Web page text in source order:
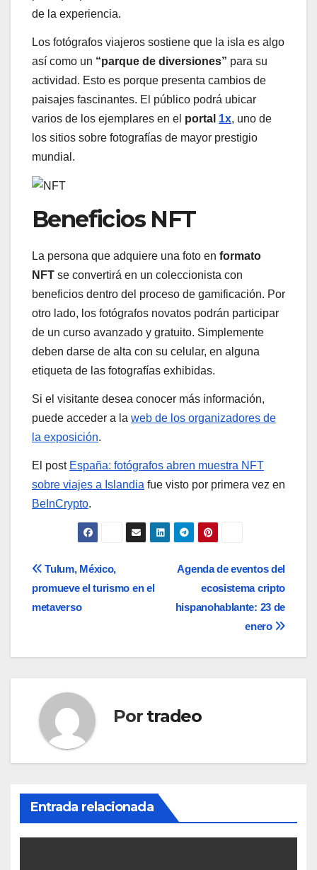
de la experiencia.
Los fotógrafos viajeros sostiene que la isla es algo
así como un “parque de diversiones” para su
actividad. Esto es porque presenta cambios de
paisajes fascinantes. El público podrá ubicar
varios de los ejemplares en el portal 1x, uno de
los sitios sobre fotografías de mayor prestigio
mundial.
Beneficios NFT
La persona que adquiere una foto en formato
NFT se convertirá en un coleccionista con
beneficios dentro del proceso de gamificación. Por
otro lado, los fotógrafos novatos podrán participar
de un curso avanzado y gratuito. Simplemente
deben darse de alta con su celular, en alguna
etiqueta de las fotografías exhibidas.
Si el visitante desea conocer más información,
puede acceder a la web de los organizadores de
la exposición.
El post España: fotógrafos abren muestra NFT
sobre viajes a Islandia fue visto por primera vez en
BeInCrypto.
Navegación
de
Agenda de eventos del
ecosistema cripto
hispanohablante: 23 de
enero
Tulum, México,
promueve el turismo en el
metaverso
Por tradeo
Entrada relacionada